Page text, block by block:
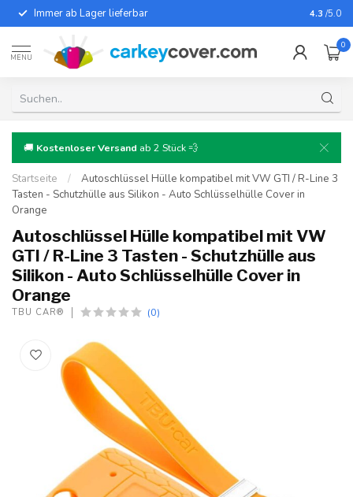
Immer ab Lager lieferbar Für fast
4.3 /5.0
MENU
0
🚚 Kostenloser Versand ab 2 Stück 💨
Startseite /
Autoschlüssel Hülle kompatibel mit VW GTI / R-Line 3
Tasten - Schutzhülle aus Silikon - Auto Schlüsselhülle Cover in
Orange
Autoschlüssel Hülle kompatibel mit VW
GTI / R-Line 3 Tasten - Schutzhülle aus
Silikon - Auto Schlüsselhülle Cover in
Orange
TBU CAR® (0)